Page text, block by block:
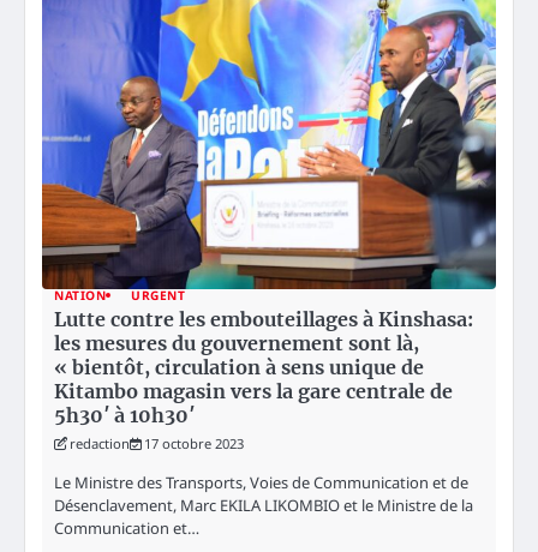
NATION URGENT
Lutte contre les embouteillages à Kinshasa:
les mesures du gouvernement sont là,
« bientôt, circulation à sens unique de
Kitambo magasin vers la gare centrale de
5h30′ à 10h30′
redaction 17 octobre 2023
Le Ministre des Transports, Voies de Communication et de
Désenclavement, Marc EKILA LIKOMBIO et le Ministre de la
Communication et…